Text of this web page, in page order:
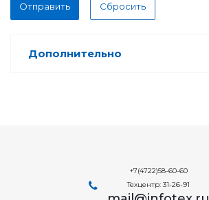
Отправить Сбросить
Дополнительно
+7(4722)58-60-60
Техцентр: 31-26-91